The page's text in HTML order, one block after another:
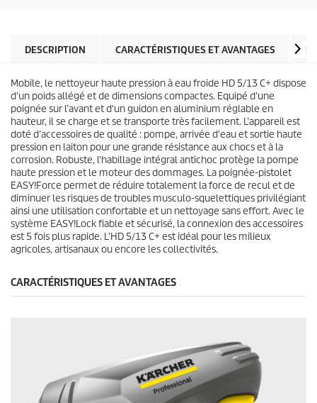
p
c
e
.
DESCRIPTION CARACTÉRISTIQUES ET AVANTAGES
Mobile, le nettoyeur haute pression à eau froide HD 5/13 C+ dispose
d'un poids allégé et de dimensions compactes. Equipé d'une
poignée sur l’avant et d'un guidon en aluminium réglable en
hauteur, il se charge et se transporte très facilement. L’appareil est
doté d’accessoires de qualité : pompe, arrivée d'eau et sortie haute
pression en laiton pour une grande résistance aux chocs et à la
corrosion. Robuste, l'habillage intégral antichoc protège la pompe
haute pression et le moteur des dommages. La poignée-pistolet
EASY!Force permet de réduire totalement la force de recul et de
diminuer les risques de troubles musculo-squelettiques privilégiant
ainsi une utilisation confortable et un nettoyage sans effort. Avec le
système EASY!Lockfiable et sécurisé, la connexion des accessoires
est 5 fois plus rapide. L'HD 5/13 C+ est idéal pour les milieux
agricoles, artisanaux ou encore les collectivités.
CARACTÉRISTIQUES ET AVANTAGES